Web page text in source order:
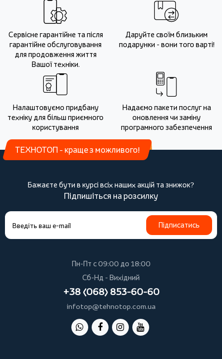
Сервісне гарантійне та після
гарантійне обслуговування
для продовження життя
Вашої техніки.
Даруйте своїм близьким
подарунки - вони того варті!
Налаштовуємо придбану
техніку для більш приємного
користування
Надаємо пакети послуг на
оновлення чи заміну
програмного забезпечення
ТЕХНОТОП - краще з можливого!
Бажаєте бути в курсі всіх наших акцій та знижок?
Підпишіться на розсилку
Підписатись
Пн-Пт с 09:00 до 18:00
Сб-Нд - Вихідний
+38 (068) 853-60-60
infotop@tehnotop.com.ua